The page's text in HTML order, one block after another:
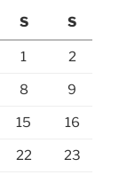
S S
1 2
8 9
15 16
22 23